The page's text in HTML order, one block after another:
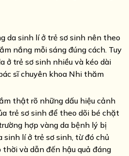
da sinh lí ở trẻ sơ sinh nên theo
nắng mỗi sáng đúng cách. Tuy
ở trẻ sơ sinh nhiều và kéo dài
sĩ chuyên khoa Nhi thăm
thật rõ những dấu hiệu cảnh
trẻ sơ sinh để theo dõi bé chặt
hợp vàng da bệnh lý bị
sinh lí ở trẻ sơ sinh, từ đó chủ
và dẫn đến hậu quả đáng